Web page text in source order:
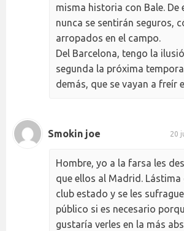
misma historia con Bale. De
nunca se sentirán seguros,
arropados en el campo.
Del Barcelona, tengo la
segunda la próxima
demás, que se vayan a freír
Smokin joe 20
Hombre, yo a la farsa les
que ellos al Madrid. Lástima
club estado y se les
público si es necesario
gustaría verles en la más